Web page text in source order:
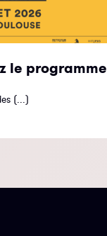
le programme
(...)